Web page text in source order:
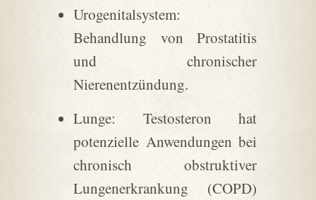
Urogenitalsystem:
Behandlung von Prostatitis
und chronischer
Nierenentzündung.
Lunge: Testosteron hat
potenzielle Anwendungen bei
chronisch obstruktiver
Lungenerkrankung (COPD)